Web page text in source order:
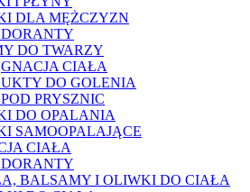
DLA MĘŻCZYZN
DO TWARZY
CIAŁA
DO GOLENIA
PRYSZNIC
DO OPALANIA
SAMOOPALAJĄCE
CIAŁA
BALSAMY I OLIWKI DO CIAŁA